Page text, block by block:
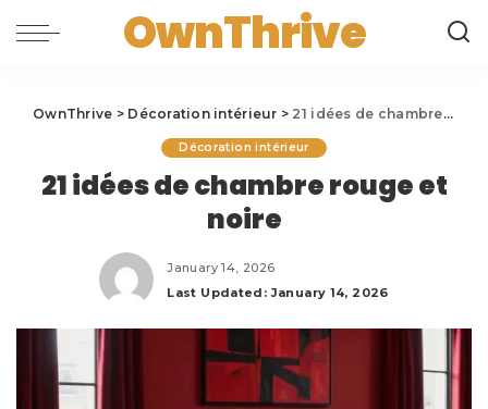
OwnThrive
OwnThrive > Décoration intérieur > 21 idées de chambre rouge et noire
Décoration intérieur
21 idées de chambre rouge et
noire
January 14, 2026
Last Updated: January 14, 2026